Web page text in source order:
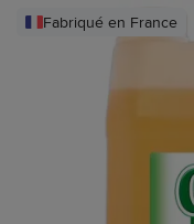
Fabriqué en France